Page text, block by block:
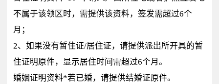
不属于该领区时，需提供该资料，签发需超过6个
月；
2、如果没有暂住证/居住证，请提供派出所开具的暂
住证明原件，显示居住时间需超过6个月。
婚姻证明资料*若已婚，请提供结婚证原件。